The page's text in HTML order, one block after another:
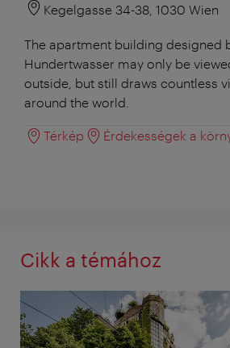
Kegelgasse 34-38, 1030 Wien
The apartment building designed
Hundertwasser may only be
outside, but still draws countless
around the world.
Térkép Érdekességek a
Cikk a témához